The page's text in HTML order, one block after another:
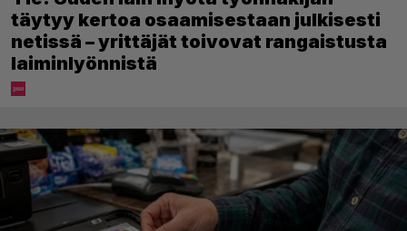
täytyy kertoa osaamisestaan julkisesti
netissä – yrittäjät toivovat rangaistusta
laiminlyönnistä